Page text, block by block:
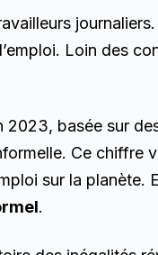
Loin des
2023, basée sur
Ce chiffre
sur la planète.
.